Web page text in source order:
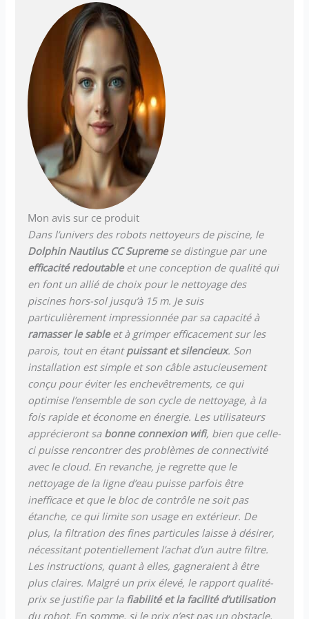
retiré pour être nettoyé. Il
suffit d'ouvrir le couvercle, de
sortir le panier et le rincer à
l'eau claire. Câble Swivel anti-
entortillement : Ce système
de pivot sur câble permet à
votre robot piscine de se
déplacer facilement dans la
piscine, sans risque de se
coincer. Connectivité :
L'application mobile
MyDolphin Plus vous permet
de piloter votre robot :
nettoyage, démarrez votre
robot, recevez des alertes en
temps réel et bien plus.
Garantie longue 3 ans : Pour
vous proposer un service
exceptionnel, une garantie
de 2 ans est assurée sur ce
robot de piscine
Mon avis sur ce produit
Dans l’univers des robots nettoyeurs de piscine, le
Dolphin Nautilus CC Supremese distingue par une
efficacité redoutableet une conception de qualité qui
en font un allié de choix pour le nettoyage des
piscines hors-sol jusqu’à 15 m. Je suis
particulièrement impressionnée par sa capacité à
ramasser le sableet à grimper efficacement sur les
parois, tout en étantpuissant et silencieux. Son
installation est simple et son câble astucieusement
conçu pour éviter les enchevêtrements, ce qui
optimise l’ensemble de son cycle de nettoyage, à la
fois rapide et économe en énergie. Les utilisateurs
apprécieront sa bonne connexion wifi, bien que celle-
ci puisse rencontrer des problèmes de connectivité
avec le cloud. En revanche, je regrette que le
nettoyage de la ligne d’eau puisse parfois être
inefficace et que le bloc de contrôle ne soit pas
étanche, ce qui limite son usage en extérieur. De
plus, la filtration des fines particules laisse à désirer,
nécessitant potentiellement l’achat d’un autre filtre.
Les instructions, quant à elles, gagneraient à être
plus claires. Malgré un prix élevé, le rapport qualité-
prix se justifie par la fiabilité et la facilité d’utilisation
du robot. En somme, si le prix n’est pas un obstacle,